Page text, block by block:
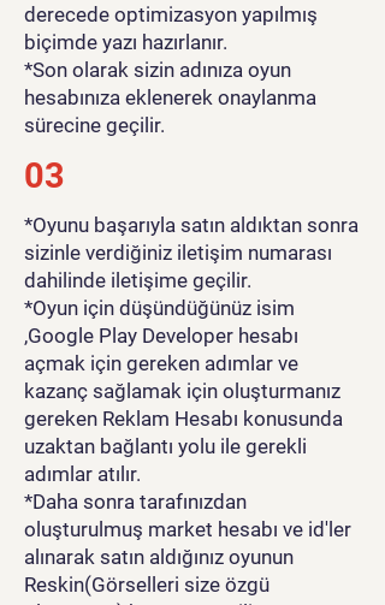
derecede optimizasyon yapılmış
biçimde yazı hazırlanır.
*Son olarak sizin adınıza oyun
hesabınıza eklenerek onaylanma
sürecine geçilir.
03
*Oyunu başarıyla satın aldıktan sonra
sizinle verdiğiniz iletişim numarası
dahilinde iletişime geçilir.
*Oyun için düşündüğünüz isim
,Google Play Developer hesabı
açmak için gereken adımlar ve
kazanç sağlamak için oluşturmanız
gereken Reklam Hesabı konusunda
uzaktan bağlantı yolu ile gerekli
adımlar atılır.
*Daha sonra tarafınızdan
oluşturulmuş market hesabı ve id'ler
alınarak satın aldığınız oyunun
Reskin(Görselleri size özgü